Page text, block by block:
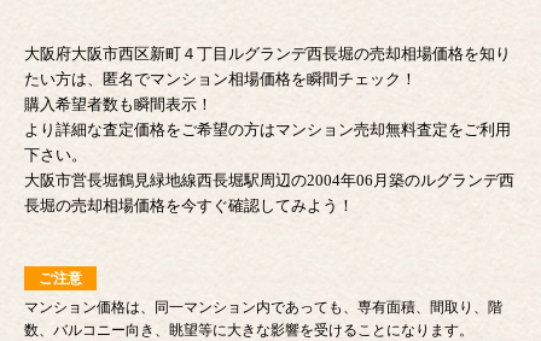
大阪府大阪市西区新町４丁目ルグランデ西長堀の売却相場価格を知り
たい方は、匿名でマンション相場価格を瞬間チェック！
購入希望者数も瞬間表示！
より詳細な査定価格をご希望の方はマンション売却無料査定をご利用
下さい。
大阪市営長堀鶴見緑地線西長堀駅周辺の2004年06月築のルグランデ西
長堀の売却相場価格を今すぐ確認してみよう！
ご注意
マンション価格は、同一マンション内であっても、専有面積、間取り、階
数、バルコニー向き、眺望等に大きな影響を受けることになります。